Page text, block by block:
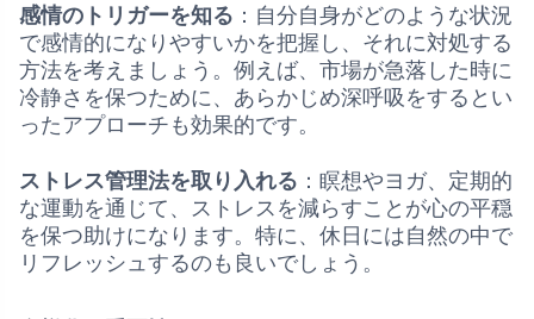
感情のトリガーを知る ：自分自身がどのような状況
で感情的になりやすいかを把握し、それに対処する
方法を考えましょう。例えば、市場が急落した時に
冷静さを保つために、あらかじめ深呼吸をするとい
ったアプローチも効果的です。
ストレス管理法を取り入れる ：瞑想やヨガ、定期的
な運動を通じて、ストレスを減らすことが心の平穏
を保つ助けになります。特に、休日には自然の中で
リフレッシュするのも良いでしょう。